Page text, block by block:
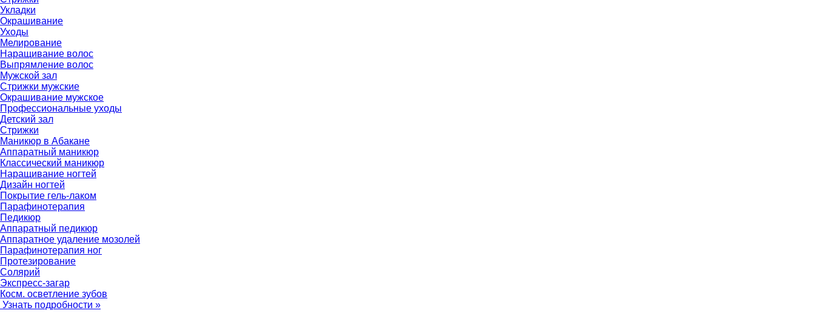
Укладки
Окрашивание
Уходы
Мелирование
Наращивание волос
Выпрямление волос
Мужской зал
Стрижки мужские
Окрашивание мужское
Профессиональные уходы
Детский зал
Стрижки
Маникюр в Абакане
Аппаратный маникюр
Классический маникюр
Наращивание ногтей
Дизайн ногтей
Покрытие гель-лаком
Парафинотерапия
Педикюр
Аппаратный педикюр
Аппаратное удаление мозолей
Парафинотерапия ног
Протезирование
Солярий
Экспресс-загар
Косм. осветление зубов
Узнать подробности »